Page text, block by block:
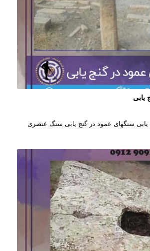
یابی
یابی سنگهای عمود در گنج یابی سنگ عنصری